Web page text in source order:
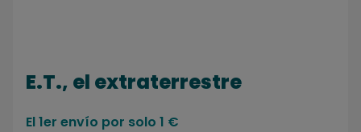
E.T., el extraterrestre
El 1er envío por solo 1 €